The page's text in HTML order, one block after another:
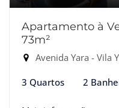
Apartamento à
73m²
Avenida Yara - Vila
3 Quartos 2